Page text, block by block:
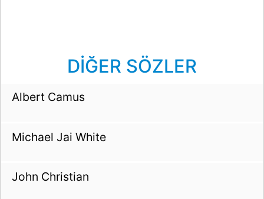
DİĞER SÖZLER
Albert Camus
Michael Jai White
John Christian